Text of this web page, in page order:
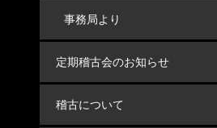
事務局より
定期稽古会のお知らせ
稽古について